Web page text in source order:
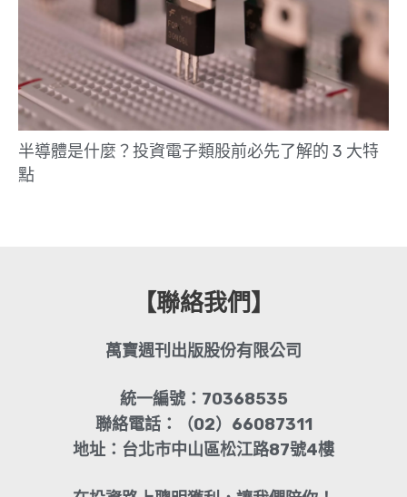
半導體是什麼？投資電子類股前必先了解的 3 大特
點
【聯絡我們】
萬寶週刊出版股份有限公司
統一編號：70368535
聯絡電話：（02）66087311
地址：台北市中山區松江路87號4樓